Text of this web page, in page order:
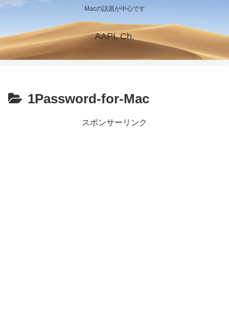
Macの話題が中心です
AAPL Ch.
1Password-for-Mac
スポンサーリンク